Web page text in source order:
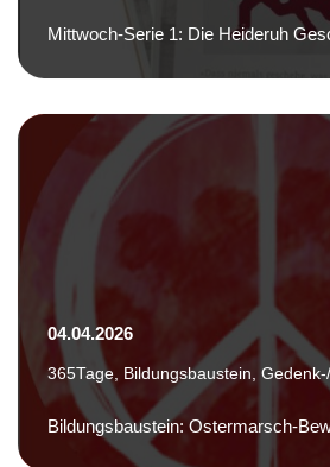
Mittwoch-Serie 1: Die Heideruh
04.04.2026
365Tage Bildungsbaustein
Bildungsbaustein: Ostermarsch-